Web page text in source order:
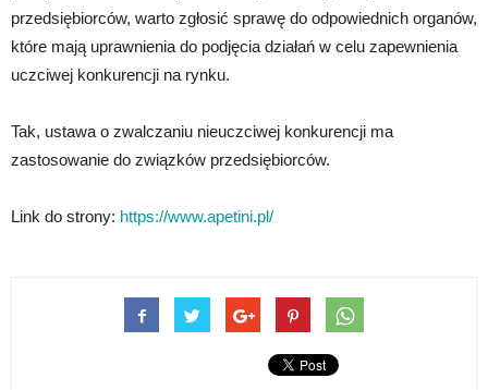
przedsiębiorców, warto zgłosić sprawę do odpowiednich organów,
które mają uprawnienia do podjęcia działań w celu zapewnienia
uczciwej konkurencji na rynku.
Tak, ustawa o zwalczaniu nieuczciwej konkurencji ma
zastosowanie do związków przedsiębiorców.
Link do strony: https://www.apetini.pl/